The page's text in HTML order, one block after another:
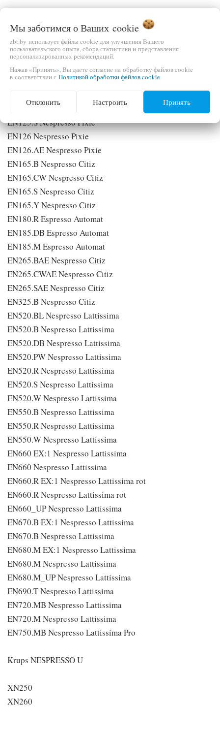
EN125.A Nespresso Pixie
EN125.L Nespresso Pixie
EN125.MAE Nespresso Pixie
EN125.M Nespresso Pixie
EN125.SAE Nespresso Pixie
EN125.S Nespresso Pixie
EN126 Nespresso Pixie
EN126.AE Nespresso Pixie
EN165.B Nespresso Citiz
EN165.CW Nespresso Citiz
EN165.S Nespresso Citiz
EN165.Y Nespresso Citiz
EN180.R Espresso Automat
EN185.DB Espresso Automat
EN185.M Espresso Automat
EN265.BAE Nespresso Citiz
EN265.CWAE Nespresso Citiz
EN265.SAE Nespresso Citiz
EN325.B Nespresso Citiz
EN520.BL Nespresso Lattissima
EN520.B Nespresso Lattissima
EN520.DB Nespresso Lattissima
EN520.PW Nespresso Lattissima
EN520.R Nespresso Lattissima
EN520.S Nespresso Lattissima
EN520.W Nespresso Lattissima
EN550.B Nespresso Lattissima
EN550.R Nespresso Lattissima
EN550.W Nespresso Lattissima
EN660 EX:1 Nespresso Lattissima
EN660 Nespresso Lattissima
EN660.R EX:1 Nespresso Lattissima rot
EN660.R Nespresso Lattissima rot
EN660_UP Nespresso Lattissima
EN670.B EX:1 Nespresso Lattissima
EN670.B Nespresso Lattissima
EN680.M EX:1 Nespresso Lattissima
EN680.M Nespresso Lattissima
EN680.M_UP Nespresso Lattissima
EN690.T Nespresso Lattissima
EN720.MB Nespresso Lattissima
EN720.M Nespresso Lattissima
EN750.MB Nespresso Lattissima Pro
Krups NESPRESSO U
XN250
XN260
Мы заботимся о Ваших cookie
zbt.by использует файлы cookie для улучшения Вашего
пользовательского опыта, сбора статистики и представления
персонализированных рекомендаций.
Нажав «Принять», Вы даете согласие на обработку файлов cookie
в соответствии с Политикой обработки файлов cookie.
Отклонить Настроить Принять